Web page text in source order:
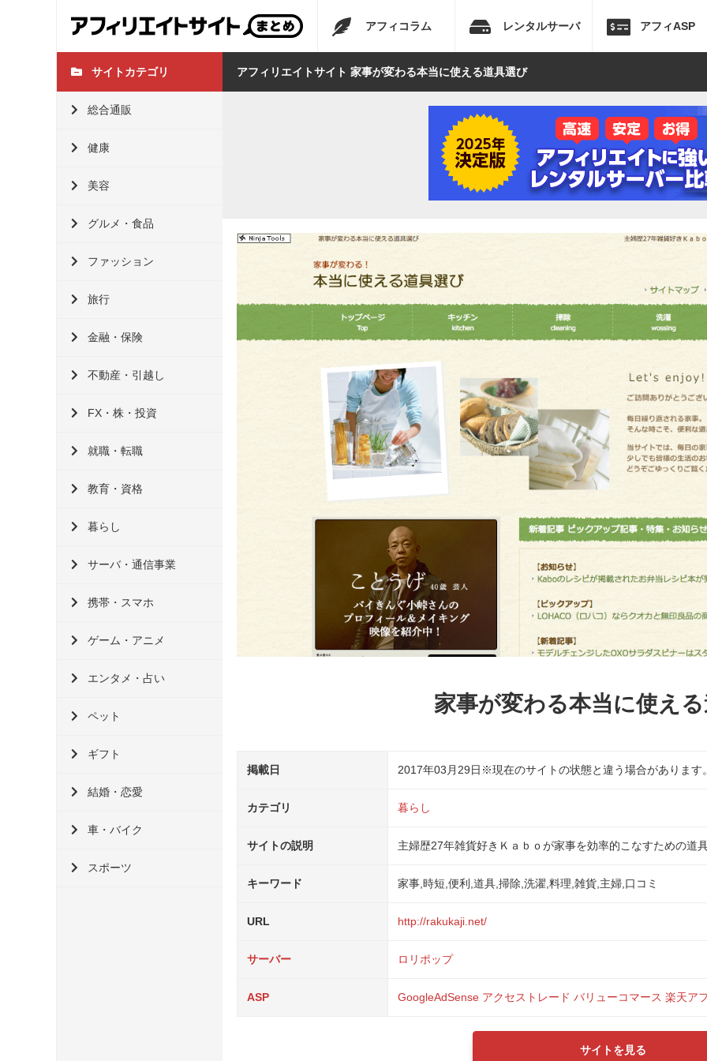
アフィコラム レンタルサーバ アフィASP
サイトカテゴリ
総合通販
健康
美容
グルメ・食品
ファッション
旅行
金融・保険
不動産・引越し
FX・株・投資
就職・転職
教育・資格
暮らし
サーバ・通信事業
携帯・スマホ
ゲーム・アニメ
エンタメ・占い
ペット
ギフト
結婚・恋愛
車・バイク
スポーツ
アフィリエイトサイト 家事が変わる本当に使える道具選び
家事が変わる本当に使え
掲載日 2017年03月29日 ※現在のサイトの状態と違う場合があります
カテゴリ 暮らし
サイトの説明 主婦歴27年雑貨好きＫａｂｏが家事を効率的こなすための道
キーワード 家事,時短,便利,道具,掃除,洗濯,料理,雑貨,主婦,口コミ
URL http://rakukaji.net/
サーバー ロリポップ
ASP GoogleAdSense アクセストレード バリューコマース 楽天ア
サイトを見る